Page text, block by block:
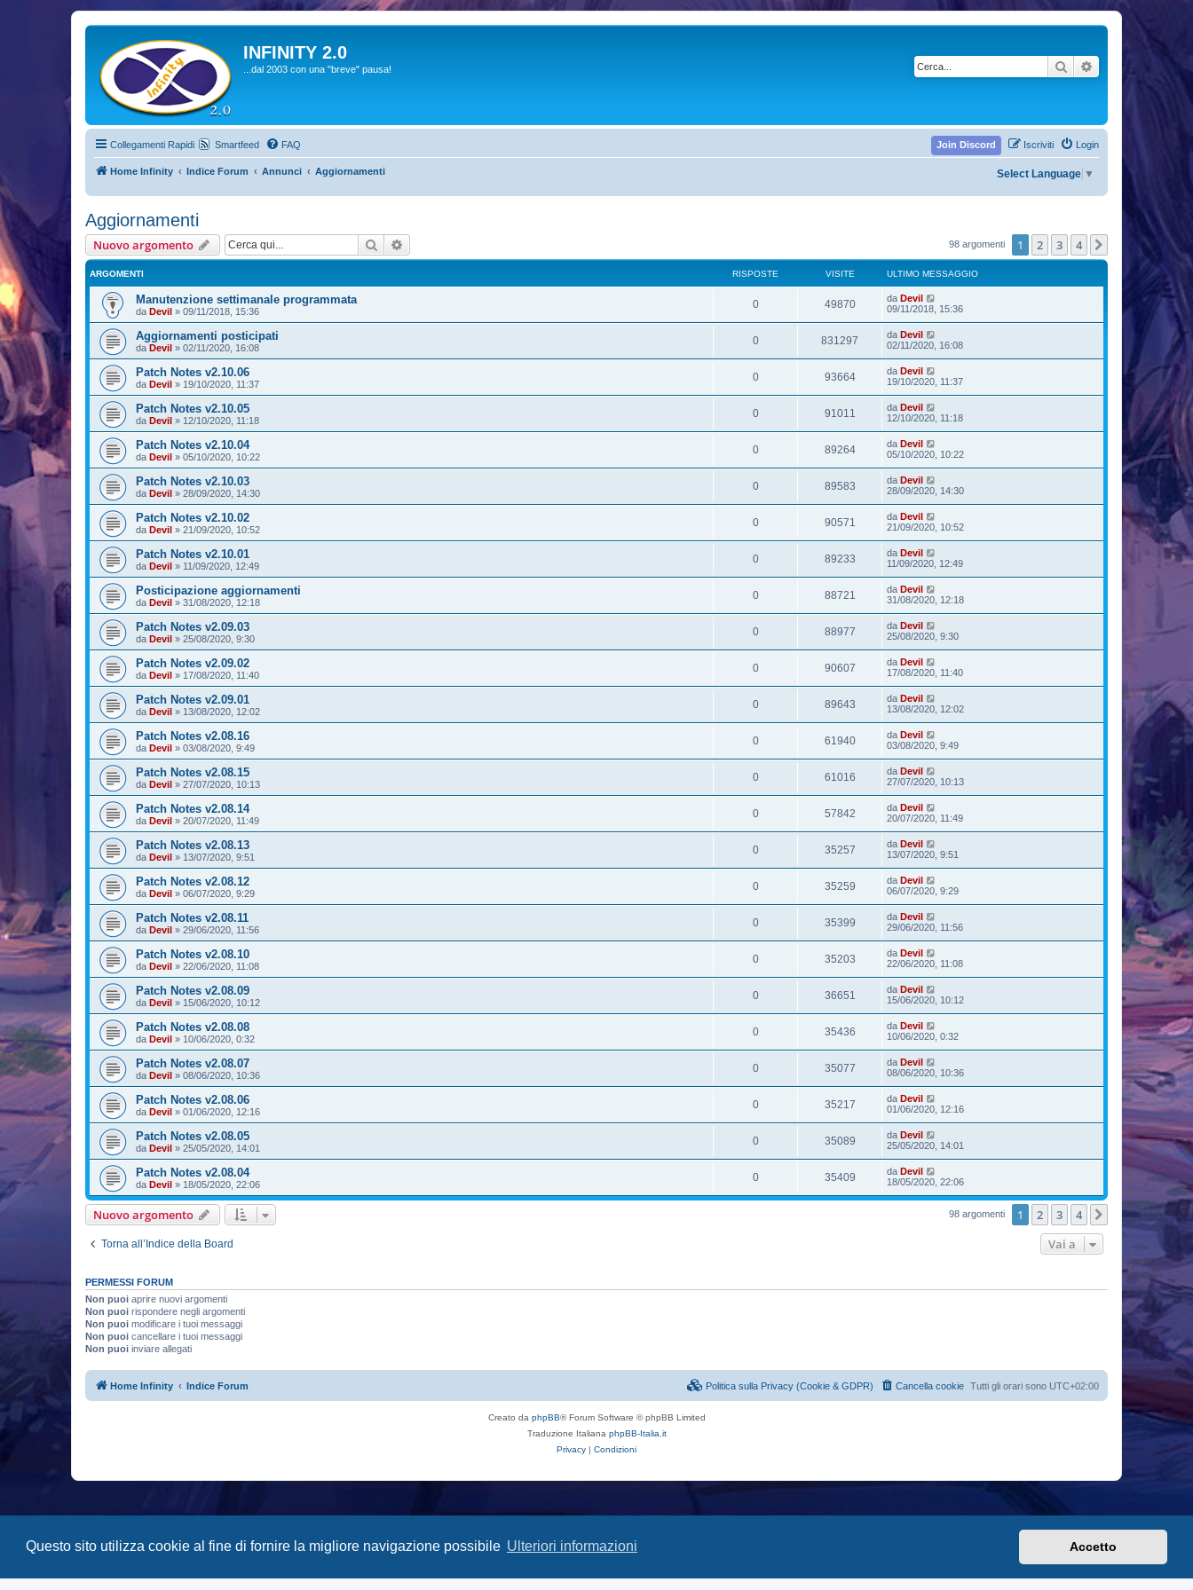
Questo sito utilizza cookie al fine di fornire la migliore navigazione possibile Ulteriori informazioni Accetto
INFINITY 2.0
...dal 2003 con una "breve" pausa! Cerca Ricerca avanzata
Collegamenti Rapidi Smartfeed FAQ Login
Iscriviti
Join Discord
Home Infinity Indice Forum Annunci Aggiornamenti Select Language ▼
Aggiornamenti
Nuovo argomento Cerca 98 argomenti 1 2 3 4 Prossimo
ARGOMENTI RISPOSTE VISITE ULTIMO MESSAGGIO
Manutenzione settimanale programmata
da Devil » 09/11/2018, 15:36
0 49870 da Devil
09/11/2018, 15:36
Aggiornamenti posticipati
da Devil » 02/11/2020, 16:08
0 831297 da Devil
02/11/2020, 16:08
Patch Notes v2.10.06
da Devil » 19/10/2020, 11:37
0 93664 da Devil
19/10/2020, 11:37
Patch Notes v2.10.05
da Devil » 12/10/2020, 11:18
0 91011 da Devil
12/10/2020, 11:18
Patch Notes v2.10.04
da Devil » 05/10/2020, 10:22
0 89264 da Devil
05/10/2020, 10:22
Patch Notes v2.10.03
da Devil » 28/09/2020, 14:30
0 89583 da Devil
28/09/2020, 14:30
Patch Notes v2.10.02
da Devil » 21/09/2020, 10:52
0 90571 da Devil
21/09/2020, 10:52
Patch Notes v2.10.01
da Devil » 11/09/2020, 12:49
0 89233 da Devil
11/09/2020, 12:49
Posticipazione aggiornamenti
da Devil » 31/08/2020, 12:18
0 88721 da Devil
31/08/2020, 12:18
Patch Notes v2.09.03
da Devil » 25/08/2020, 9:30
0 88977 da Devil
25/08/2020, 9:30
Patch Notes v2.09.02
da Devil » 17/08/2020, 11:40
0 90607 da Devil
17/08/2020, 11:40
Patch Notes v2.09.01
da Devil » 13/08/2020, 12:02
0 89643 da Devil
13/08/2020, 12:02
Patch Notes v2.08.16
da Devil » 03/08/2020, 9:49
0 61940 da Devil
03/08/2020, 9:49
Patch Notes v2.08.15
da Devil » 27/07/2020, 10:13
0 61016 da Devil
27/07/2020, 10:13
Patch Notes v2.08.14
da Devil » 20/07/2020, 11:49
0 57842 da Devil
20/07/2020, 11:49
Patch Notes v2.08.13
da Devil » 13/07/2020, 9:51
0 35257 da Devil
13/07/2020, 9:51
Patch Notes v2.08.12
da Devil » 06/07/2020, 9:29
0 35259 da Devil
06/07/2020, 9:29
Patch Notes v2.08.11
da Devil » 29/06/2020, 11:56
0 35399 da Devil
29/06/2020, 11:56
Patch Notes v2.08.10
da Devil » 22/06/2020, 11:08
0 35203 da Devil
22/06/2020, 11:08
Patch Notes v2.08.09
da Devil » 15/06/2020, 10:12
0 36651 da Devil
15/06/2020, 10:12
Patch Notes v2.08.08
da Devil » 10/06/2020, 0:32
0 35436 da Devil
10/06/2020, 0:32
Patch Notes v2.08.07
da Devil » 08/06/2020, 10:36
0 35077 da Devil
08/06/2020, 10:36
Patch Notes v2.08.06
da Devil » 01/06/2020, 12:16
0 35217 da Devil
01/06/2020, 12:16
Patch Notes v2.08.05
da Devil » 25/05/2020, 14:01
0 35089 da Devil
25/05/2020, 14:01
Patch Notes v2.08.04
da Devil » 18/05/2020, 22:06
0 35409 da Devil
18/05/2020, 22:06
Nuovo argomento 98 argomenti 1 2 3 4 Prossimo
Torna all’Indice della Board Vai a
PERMESSI FORUM
Non puoi aprire nuovi argomenti
Non puoi rispondere negli argomenti
Non puoi modificare i tuoi messaggi
Non puoi cancellare i tuoi messaggi
Non puoi inviare allegati
Home Infinity Indice Forum Tutti gli orari sono UTC+02:00
Cancella cookie
Politica sulla Privacy (Cookie & GDPR)
Creato da phpBB® Forum Software © phpBB Limited
Traduzione Italiana phpBB-Italia.it
Privacy | Condizioni